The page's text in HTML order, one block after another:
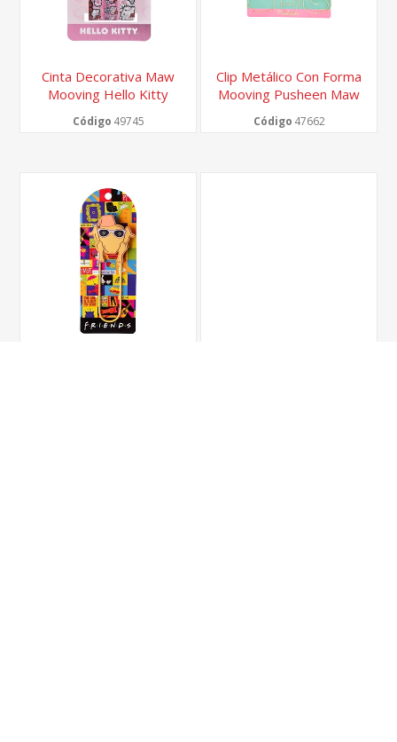
Cinta Decorativa Maw
Mooving Hello Kitty
1.5cm X3m X3 Unidades
Código 49745
Clip Metálico Con Forma
Mooving Pusheen Maw
Blister X 6
Código 47662